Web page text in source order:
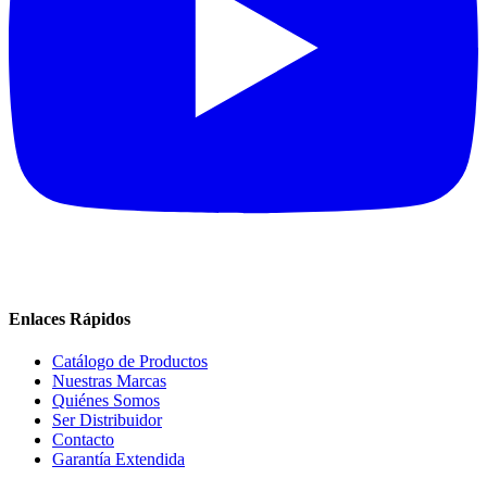
Enlaces Rápidos
Catálogo de Productos
Nuestras Marcas
Quiénes Somos
Ser Distribuidor
Contacto
Garantía Extendida